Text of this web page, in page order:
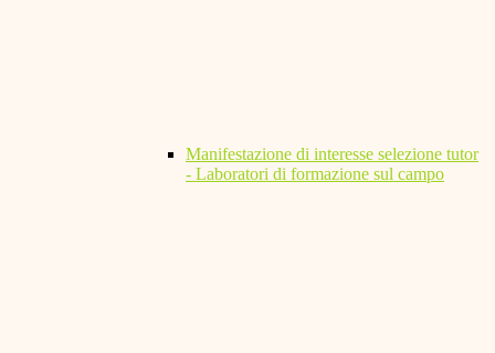
Manifestazione di interesse selezione tutor
- Laboratori di formazione sul campo